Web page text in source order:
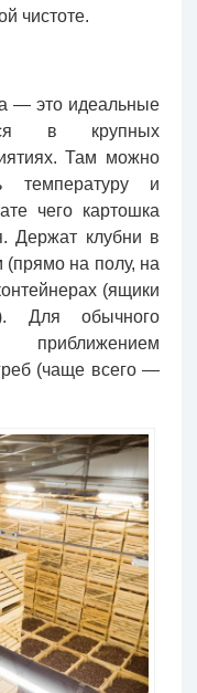
чистоте.
— это идеальные
в крупных
Там можно
температуру и
чего картошка
Держат клубни в
на полу, на
(ящики
Для обычного
(чаще всего —